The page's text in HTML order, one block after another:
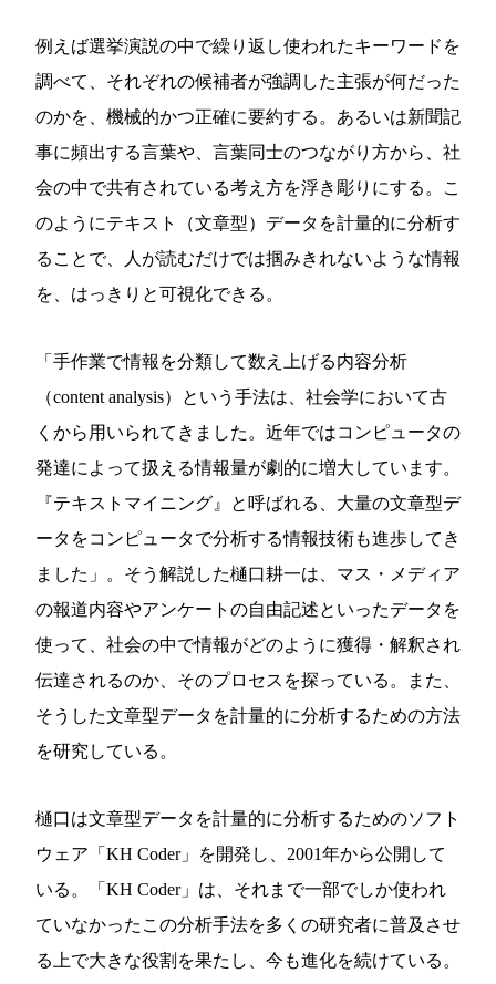
例えば選挙演説の中で繰り返し使われたキーワードを
調べて、それぞれの候補者が強調した主張が何だった
のかを、機械的かつ正確に要約する。あるいは新聞記
事に頻出する言葉や、言葉同士のつながり方から、社
会の中で共有されている考え方を浮き彫りにする。こ
のようにテキスト（文章型）データを計量的に分析す
ることで、人が読むだけでは掴みきれないような情報
を、はっきりと可視化できる。
「手作業で情報を分類して数え上げる内容分析
（content analysis）という手法は、社会学において古
くから用いられてきました。近年ではコンピュータの
発達によって扱える情報量が劇的に増大しています。
『テキストマイニング』と呼ばれる、大量の文章型デ
ータをコンピュータで分析する情報技術も進歩してき
ました」。そう解説した樋口耕一は、マス・メディア
の報道内容やアンケートの自由記述といったデータを
使って、社会の中で情報がどのように獲得・解釈され
伝達されるのか、そのプロセスを探っている。また、
そうした文章型データを計量的に分析するための方法
を研究している。
樋口は文章型データを計量的に分析するためのソフト
ウェア「KH Coder」を開発し、2001年から公開して
いる。「KH Coder」は、それまで一部でしか使われ
ていなかったこの分析手法を多くの研究者に普及させ
る上で大きな役割を果たし、今も進化を続けている。